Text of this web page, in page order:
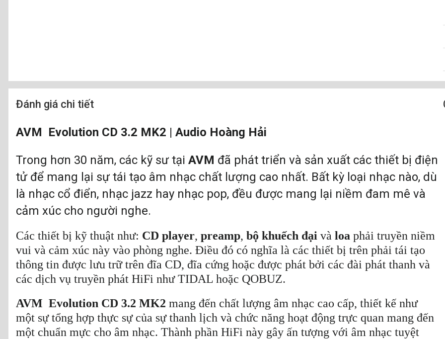
Đánh giá chi tiết
AVM Evolution CD 3.2 MK2 | Audio Hoàng Hải
Trong hơn 30 năm, các kỹ sư tại AVM đã phát triển và sản xuất các thiết bị điện
tử để mang lại sự tái tạo âm nhạc chất lượng cao nhất. Bất kỳ loại nhạc nào, dù
là nhạc cổ điển, nhạc jazz hay nhạc pop, đều được mang lại niềm đam mê và
cảm xúc cho người nghe.
Các thiết bị kỹ thuật như: CD player, preamp, bộ khuếch đại và loa phải truyền niềm
vui và cảm xúc này vào phòng nghe. Điều đó có nghĩa là các thiết bị trên phải tái tạo
thông tin được lưu trữ trên đĩa CD, đĩa cứng hoặc được phát bởi các đài phát thanh và
các dịch vụ truyền phát HiFi như TIDAL hoặc QOBUZ.
AVM Evolution CD 3.2 MK2 mang đến chất lượng âm nhạc cao cấp, thiết kế như
một sự tổng hợp thực sự của sự thanh lịch và chức năng hoạt động trực quan mang đến
một chuẩn mực cho âm nhạc. Thành phần HiFi này gây ấn tượng với âm nhạc tuyệt